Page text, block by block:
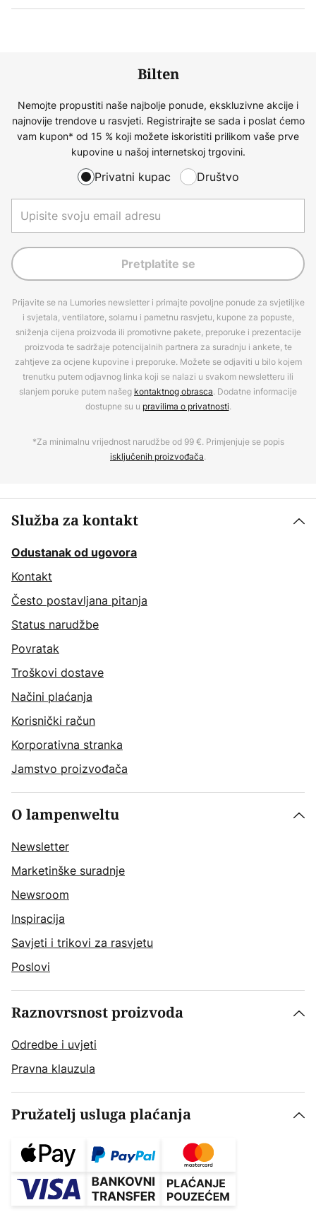
Bilten
Nemojte propustiti naše najbolje ponude, ekskluzivne akcije i
najnovije trendove u rasvjeti. Registrirajte se sada i poslat ćemo
vam kupon* od 15 % koji možete iskoristiti prilikom vaše prve
kupovine u našoj internetskoj trgovini.
Privatni kupac Društvo
Pretplatite se
Prijavite se na Lumories newsletter i primajte povoljne ponude za svjetiljke
i svjetala, ventilatore, solarnu i pametnu rasvjetu, kupone za popuste,
sniženja cijena proizvoda ili promotivne pakete, preporuke i prezentacije
proizvoda te sadržaje potencijalnih partnera za suradnju i ankete, te
zahtjeve za ocjene kupovine i preporuke. Možete se odjaviti u bilo kojem
trenutku putem odjavnog linka koji se nalazi u svakom newsletteru ili
slanjem poruke putem našeg kontaktnog obrasca. Dodatne informacije
dostupne su u pravilima o privatnosti.
*Za minimalnu vrijednost narudžbe od 99 €. Primjenjuje se popis
isključenih proizvođača.
Služba za kontakt
Odustanak od ugovora
Kontakt
Često postavljana pitanja
Status narudžbe
Povratak
Troškovi dostave
Načini plaćanja
Korisnički račun
Korporativna stranka
Jamstvo proizvođača
O lampenweltu
Newsletter
Marketinške suradnje
Newsroom
Inspiracija
Savjeti i trikovi za rasvjetu
Poslovi
Raznovrsnost proizvoda
Odredbe i uvjeti
Pravna klauzula
Pružatelj usluga plaćanja